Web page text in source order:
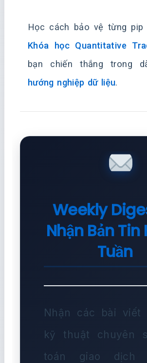
Học cách bảo vệ từng pip
Khóa học Quantitative
bạn chiến thắng trong
hướng nghiệp dữ liệu.
Weekly
Nhận Bản
Tuần
Nhận các bài viết
kỹ thuật chuyên
toán giao dịch